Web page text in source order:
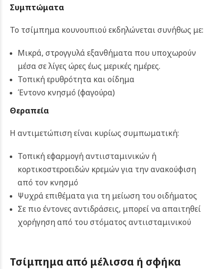
Συμπτώματα
Το τσίμπημα κουνουπιού εκδηλώνεται συνήθως με:
Μικρά, στρογγυλά εξανθήματα που υποχωρούν
μέσα σε λίγες ώρες έως μερικές ημέρες.
Τοπική ερυθρότητα και οίδημα
Έντονο κνησμό (φαγούρα)
Θεραπεία
Η αντιμετώπιση είναι κυρίως συμπωματική:
Τοπική εφαρμογή αντιισταμινικών ή
κορτικοστεροειδών κρεμών για την ανακούφιση
από τον κνησμό
Ψυχρά επιθέματα για τη μείωση του οιδήματος
Σε πιο έντονες αντιδράσεις, μπορεί να απαιτηθεί
χορήγηση από του στόματος αντιισταμινικού
Τσίμπημα από μέλισσα ή σφήκα